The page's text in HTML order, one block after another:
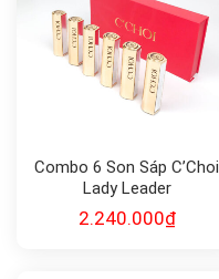
Combo 6 Son Sáp C’Choi
Lady Leader
2.240.000₫